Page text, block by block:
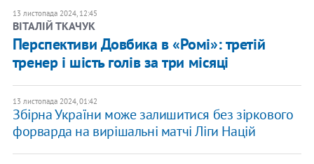
13 листопада 2024, 12:45
ВІТАЛІЙ ТКАЧУК
Перспективи Довбика в «Ромі»: третій
тренер і шість голів за три місяці
13 листопада 2024, 01:42
Збірна України може залишитися без зіркового
форварда на вирішальні матчі Ліги Націй